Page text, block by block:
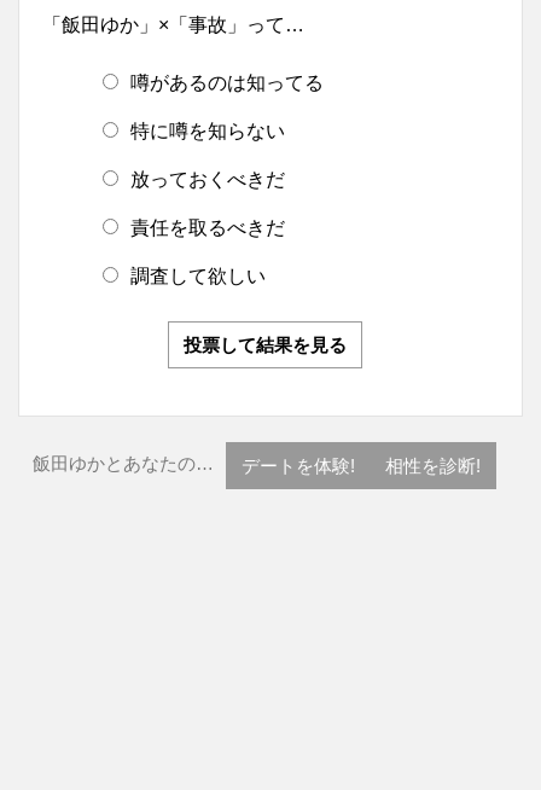
「飯田ゆか」×「事故」って…
噂があるのは知ってる
特に噂を知らない
放っておくべきだ
責任を取るべきだ
調査して欲しい
投票して結果を見る
飯田ゆかとあなたの… デートを体験! 相性を診断!